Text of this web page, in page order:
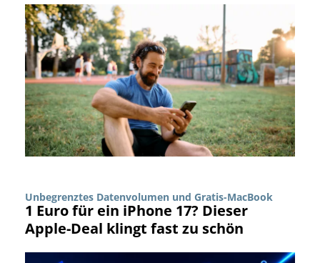
Unbegrenztes Datenvolumen und Gratis-MacBook
1 Euro für ein iPhone 17? Dieser
Apple-Deal klingt fast zu schön